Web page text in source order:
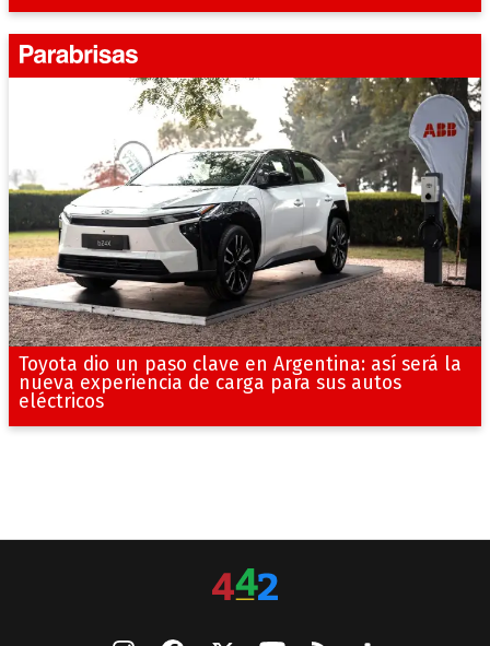
Toyota dio un paso clave en Argentina: así será la
nueva experiencia de carga para sus autos
eléctricos